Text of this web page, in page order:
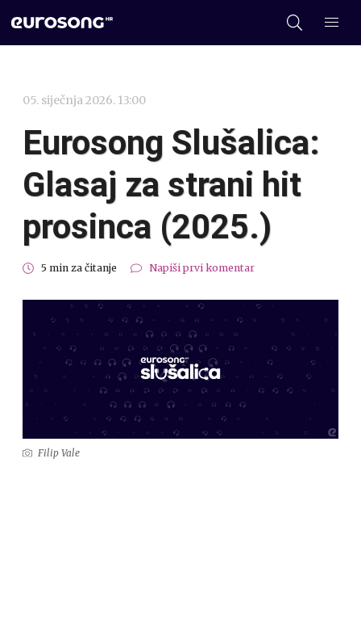
05. siječnja 2026. 13:00
Eurosong Slušalica:
Glasaj za strani hit
prosinca (2025.)
5 min za čitanje Napiši prvi komentar
Filip Vale